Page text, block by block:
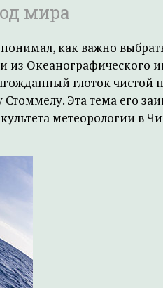
мира
как важно
Океанографического
глоток чистой
Эта тема его
метеорологии в